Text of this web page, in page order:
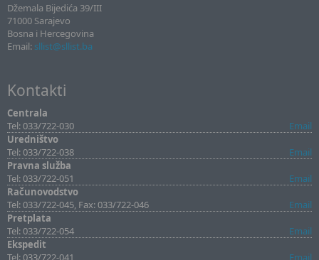
Džemala Bijedića 39/III
71000 Sarajevo
Bosna i Hercegovina
Email: sllist@sllist.ba
Kontakti
Centrala
Tel: 033/722-030
Email
Uredništvo
Tel: 033/722-038
Email
Pravna služba
Tel: 033/722-051
Email
Računovodstvo
Tel: 033/722-045, Fax: 033/722-046
Email
Pretplata
Tel: 033/722-054
Email
Ekspedit
Tel: 033/722-041
Email